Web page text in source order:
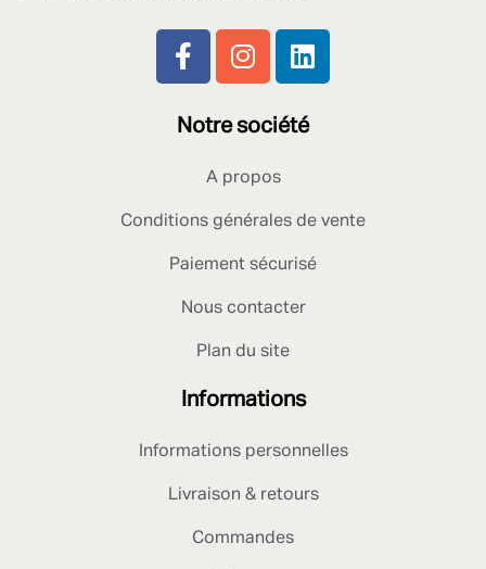
Notre société
A propos
Conditions générales de vente
Paiement sécurisé
Nous contacter
Plan du site
Informations
Informations personnelles
Livraison & retours
Commandes